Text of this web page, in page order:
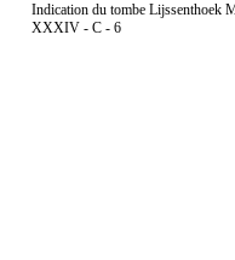
Indication du tombe Lijssenthoek
XXXIV - C - 6